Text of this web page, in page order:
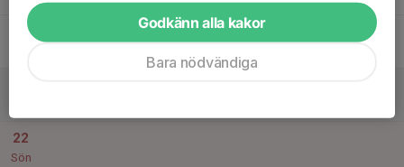
20
22
Sön
Godkänn alla kakor
Bara nödvändiga